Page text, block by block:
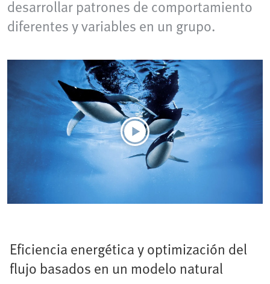
desarrollar patrones de comportamiento
diferentes y variables en un grupo.
Eficiencia energética y optimización del
flujo basados en un modelo natural